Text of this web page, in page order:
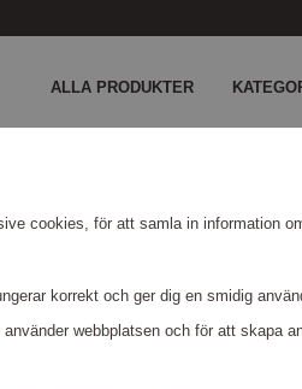
ALLA PRODUKTER
cookies, för att samla in information
korrekt och ger dig en smidig
webbplatsen och för att skapa